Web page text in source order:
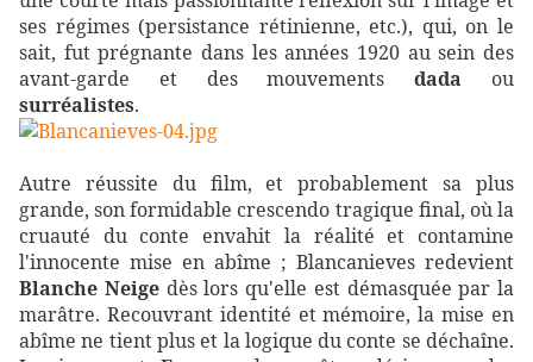
ses régimes (persistance rétinienne, etc.), qui, on le
sait, fut prégnante dans les années 1920 au sein des
avant-garde et des mouvementsdada ou
surréalistes.
Autre réussite du film, et probablement sa plus
grande, son formidable crescendo tragique final, où la
cruauté du conte envahit la réalité et contamine
l'innocente mise en abîme ; Blancanieves redevient
Blanche Neigedès lors qu'elle est démasquée par la
marâtre. Recouvrant identité et mémoire, la mise en
abîme ne tient plus et la logique du conte se déchaîne.